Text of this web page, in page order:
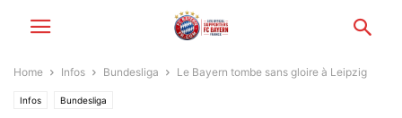
Home Infos Bundesliga Le Bayern tombe sans gloire à Leipzig
Infos Bundesliga